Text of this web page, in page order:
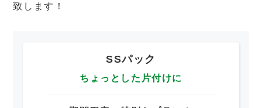
致します！
SSパック
ちょっとした片付けに